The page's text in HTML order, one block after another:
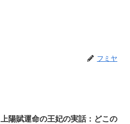
フミヤ
上陽賦運命の王妃の実話：どこの